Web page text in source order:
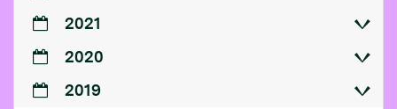
2021
2020
2019